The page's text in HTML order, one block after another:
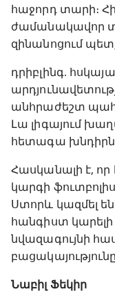
հաջորդ տարի։
ժամանակավոր
զինանոցում
դրիբլինգ.
անհրաժեշտ
Լա լիգայում
հետագա
Հասկանալի է, որ
կարգի
Ստորև կազմել
հանգիստ կարելի
նվազագույնի
Նաբիլ Ֆեկիր